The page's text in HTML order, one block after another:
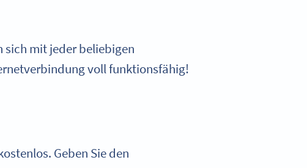
sich mit jeder beliebigen
voll funktionsfähig!
Geben Sie den